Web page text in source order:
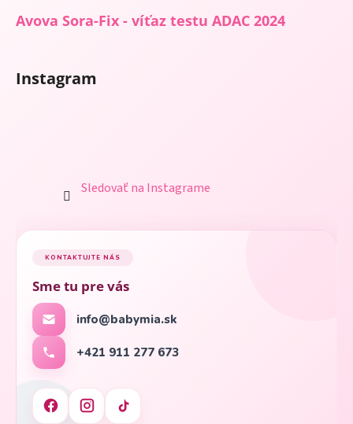
Avova Sora-Fix - víťaz testu ADAC 2024
Instagram
Sledovať na Instagrame
KONTAKTUJTE NÁS
Sme tu pre vás
info@babymia.sk
+421 911 277 673